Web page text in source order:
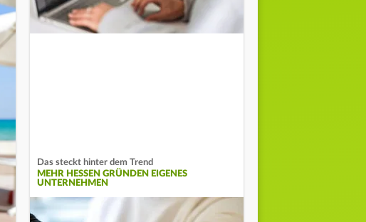
Das steckt hinter dem Trend
MEHR HESSEN GRÜNDEN EIGENES
UNTERNEHMEN